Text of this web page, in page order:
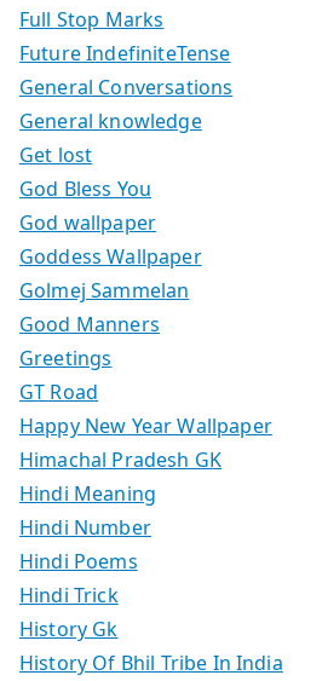
Full Stop Marks
Future IndefiniteTense
General Conversations
General knowledge
Get lost
God Bless You
God wallpaper
Goddess Wallpaper
Golmej Sammelan
Good Manners
Greetings
GT Road
Happy New Year Wallpaper
Himachal Pradesh GK
Hindi Meaning
Hindi Number
Hindi Poems
Hindi Trick
History Gk
History Of Bhil Tribe In India